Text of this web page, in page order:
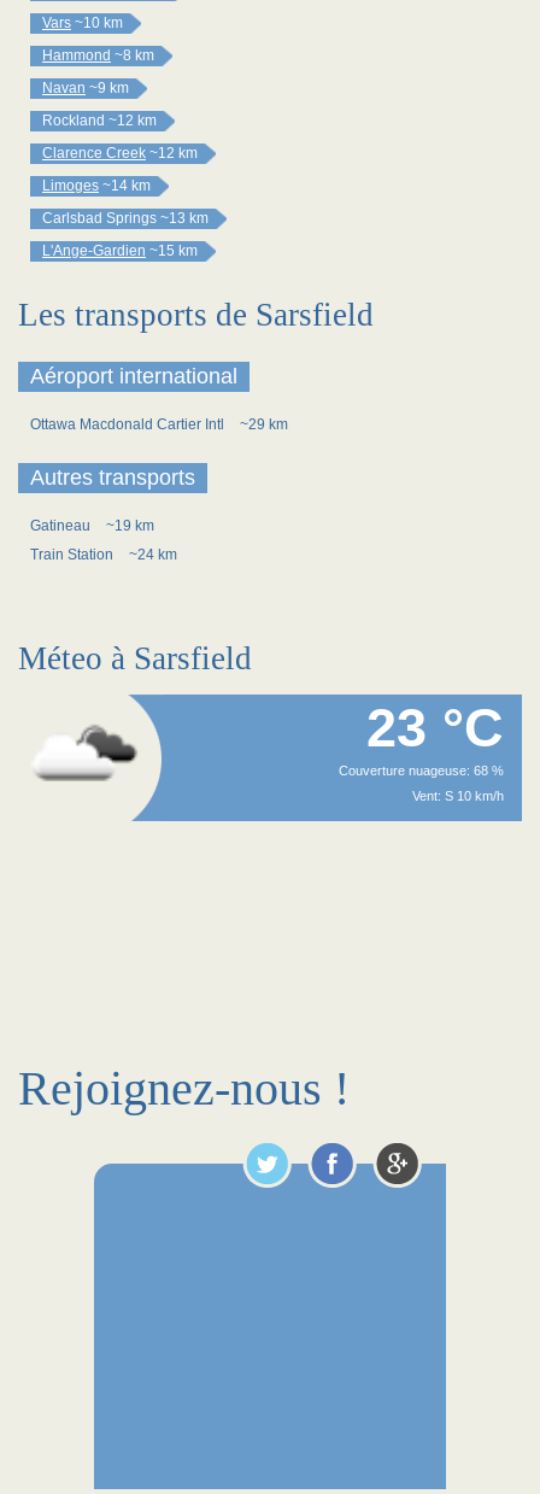
Vars ~10 km
Hammond ~8 km
Navan ~9 km
Rockland ~12 km
Clarence Creek ~12 km
Limoges ~14 km
Carlsbad Springs ~13 km
L'Ange-Gardien ~15 km
Les transports de Sarsfield
Aéroport international
Ottawa Macdonald Cartier Intl ~29 km
Autres transports
Gatineau
~19 km
Train Station
~24 km
Méteo à Sarsfield
23 °C
Couverture nuageuse: 68 %
Vent: S 10 km/h
Rejoignez-nous !